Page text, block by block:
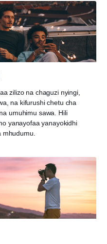
zilizo na chaguzi nyingi,
na kifurushi chetu cha
umuhimu sawa. Hili
yanayofaa yanayokidhi
mhudumu.